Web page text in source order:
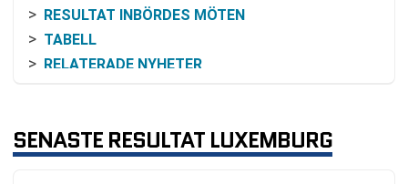
RESULTAT INBÖRDES MÖTEN
TABELL
RELATERADE NYHETER
SENASTE RESULTAT LUXEMBURG